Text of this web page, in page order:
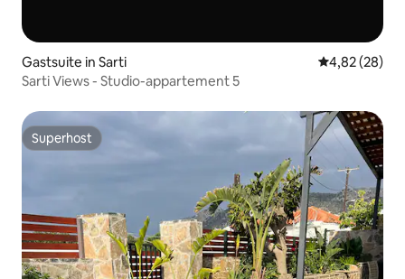
Gastsuite in Sarti Gemiddelde
4,82 (28)
Sarti Views - Studio-appartement 5
Superhost
Superhost